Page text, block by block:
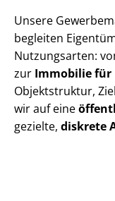
Unsere
begleiten
Nutzungsarten:
zur Immobilie für
Objektstruktur,
wir auf eine
gezielte, diskrete